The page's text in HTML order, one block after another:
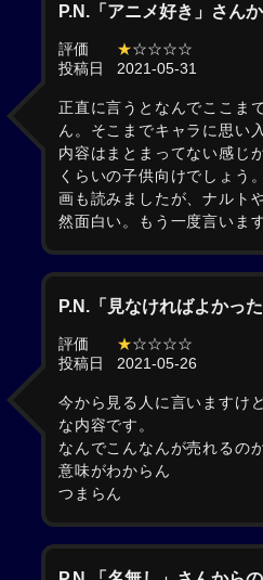
P.N.「アニメ好き」さん
評価 ★☆☆☆☆
投稿日
2021-05-31
正直に言うとなんでここま
ん。そこまでキャラに思い
内容はまとまってない感じ
くらいの子供向けでしょう
画も読みましたが、ナルト
然面白い。もう一度言いま
P.N.「見なければよかっ
評価 ★☆☆☆☆
投稿日
2021-05-26
今から見る人に言いますけ
な内容です。
なんでこんなんが売れるの
意味がわからん
つまらん